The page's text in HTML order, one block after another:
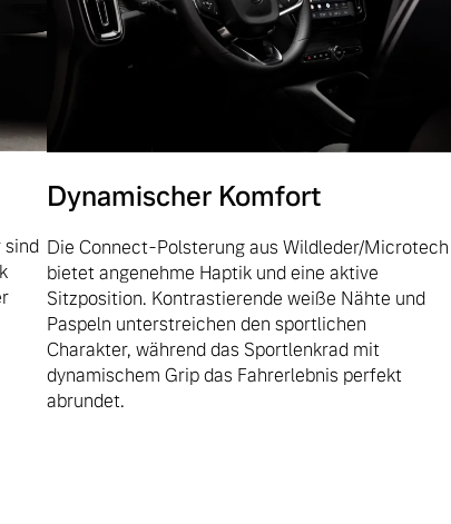
sind
Dynamischer Komfort
Die Connect-Polsterung aus Wildleder/Microtech
bietet angenehme Haptik und eine aktive
Sitzposition. Kontrastierende weiße Nähte und
Paspeln unterstreichen den sportlichen
Charakter, während das Sportlenkrad mit
dynamischem Grip das Fahrerlebnis perfekt
abrundet.